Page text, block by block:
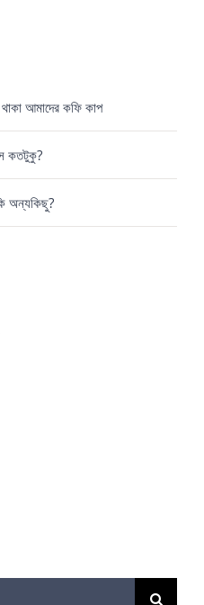
আমাদের কফি কাপ
কতটুকু?
অন্যকিছু?